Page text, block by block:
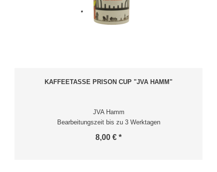
KAFFEETASSE PRISON CUP "JVA HAMM"
JVA Hamm
Bearbeitungszeit bis zu 3 Werktagen
8,00 € *